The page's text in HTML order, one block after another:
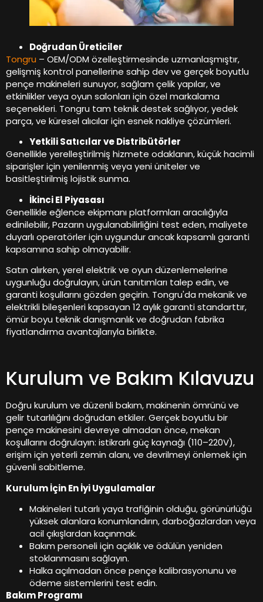
Doğrudan Üreticiler
Tongru – OEM/ODM özelleştirmesinde uzmanlaşmıştır,
gelişmiş kontrol panellerine sahip dev ve gerçek boyutlu
pençe makineleri sunuyor, sağlam çelik yapılar, ve
etkinlikler veya oyun salonları için özel markalama
seçenekleri. Tongru tam teknik destek sağlıyor, yedek
parça, ve küresel alıcılar için esnek nakliye çözümleri.
Yetkili Satıcılar ve Distribütörler
Genellikle yerelleştirilmiş hizmete odaklanın, küçük hacimli
siparişler için yenilenmiş veya yeni üniteler ve
basitleştirilmiş lojistik sunma.
İkinci El Piyasası
Genellikle eğlence ekipmanı platformları aracılığıyla
edinilebilir, Pazarın uygulanabilirliğini test eden, maliyete
duyarlı operatörler için uygundur ancak kapsamlı garanti
kapsamına sahip olmayabilir.
Satın alırken, yerel elektrik ve oyun düzenlemelerine
uygunluğu doğrulayın, ürün tanıtımları talep edin, ve
garanti koşullarını gözden geçirin. Tongru'da mekanik ve
elektrikli bileşenleri kapsayan 12 aylık garanti standarttır,
ömür boyu teknik danışmanlık ve doğrudan fabrika
fiyatlandırma avantajlarıyla birlikte.
Kurulum ve Bakım Kılavuzu
Doğru kurulum ve düzenli bakım, makinenin ömrünü ve
gelir tutarlılığını doğrudan etkiler. Gerçek boyutlu bir
pençe makinesini devreye almadan önce, mekan
koşullarını doğrulayın: istikrarlı güç kaynağı (110–220V),
erişim için yeterli zemin alanı, ve devrilmeyi önlemek için
güvenli sabitleme.
Kurulum İçin En İyi Uygulamalar
Makineleri tutarlı yaya trafiğinin olduğu, görünürlüğü
yüksek alanlara konumlandırın, darboğazlardan veya
acil çıkışlardan kaçınmak.
Bakım personeli için açıklık ve ödülün yeniden
stoklanmasını sağlayın.
Halka açılmadan önce pençe kalibrasyonunu ve
ödeme sistemlerini test edin.
Bakım Programı